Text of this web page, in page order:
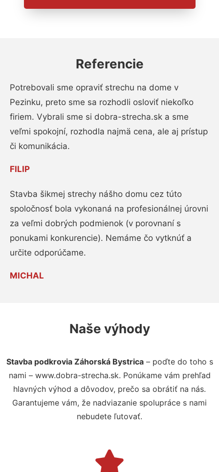
Referencie
Potrebovali sme opraviť strechu na dome v
Pezinku, preto sme sa rozhodli osloviť niekoľko
firiem. Vybrali sme si dobra-strecha.sk a sme
veľmi spokojní, rozhodla najmä cena, ale aj prístup
či komunikácia.
FILIP
Stavba šikmej strechy nášho domu cez túto
spoločnosť bola vykonaná na profesionálnej úrovni
za veľmi dobrých podmienok (v porovnaní s
ponukami konkurencie). Nemáme čo vytknúť a
určite odporúčame.
MICHAL
Naše výhody
Stavba podkrovia Záhorská Bystrica– poďte do toho s
nami – www.dobra-strecha.sk. Ponúkame vám prehľad
hlavných výhod a dôvodov, prečo sa obrátiť na nás.
Garantujeme vám, že nadviazanie spolupráce s nami
nebudete ľutovať.